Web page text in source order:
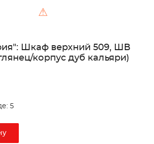
⚠
Шкаф верхний 509, ШВ
корпус дуб кальяри)
5